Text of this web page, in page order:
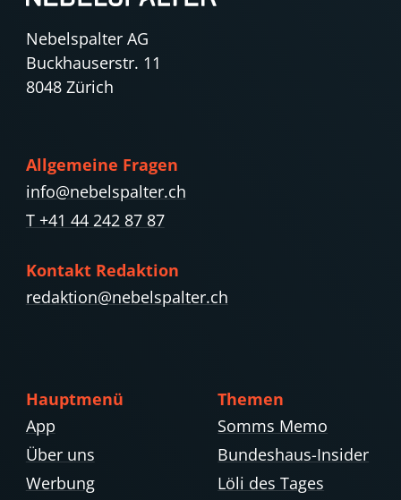
Nebelspalter AG
Buckhauserstr. 11
8048 Zürich
Allgemeine Fragen
info@nebelspalter.ch
T +41 44 242 87 87
Kontakt Redaktion
redaktion@nebelspalter.ch
Hauptmenü
App
Über uns
Werbung
Themen
Somms Memo
Bundeshaus-Insider
Löli des Tages